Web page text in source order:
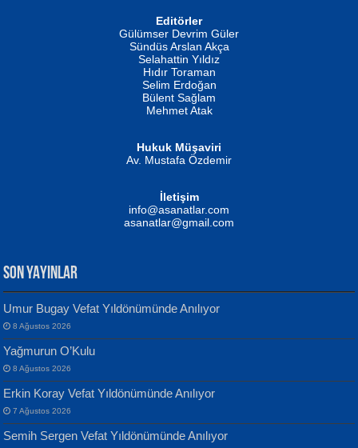
İSMAİL OKUTAN
Erkeklerin Kahrolması Ne Demektir
MUSTAFA KELOĞLU
Yarına İz Bırakmak...
Evvel Zaman Tanrıçası...
Yılmaz Ekinci
Geceye Söylenen...
Editörler
Gülümser Devrim Güler
Sündüs Arslan Akça
Selahattin Yıldız
Hıdır Toraman
Selim Erdoğan
Bülent Sağlam
Mehmet Atak
Hukuk Müşaviri
Av. Mustafa Özdemir
İletişim
info@asanatlar.com
asanatlar@gmail.com
SON YAYINLAR
Umur Bugay Vefat Yıldönümünde Anılıyor
8 Ağustos 2026
Yağmurun O’Kulu
8 Ağustos 2026
Erkin Koray Vefat Yıldönümünde Anılıyor
7 Ağustos 2026
Semih Sergen Vefat Yıldönümünde Anılıyor